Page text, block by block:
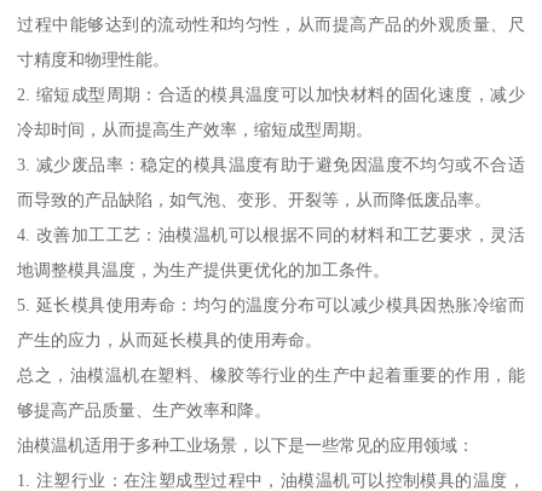
过程中能够达到的流动性和均匀性，从而提高产品的外观质量、尺
寸精度和物理性能。
2. 缩短成型周期：合适的模具温度可以加快材料的固化速度，减少
冷却时间，从而提高生产效率，缩短成型周期。
3. 减少废品率：稳定的模具温度有助于避免因温度不均匀或不合适
而导致的产品缺陷，如气泡、变形、开裂等，从而降低废品率。
4. 改善加工工艺：油模温机可以根据不同的材料和工艺要求，灵活
地调整模具温度，为生产提供更优化的加工条件。
5. 延长模具使用寿命：均匀的温度分布可以减少模具因热胀冷缩而
产生的应力，从而延长模具的使用寿命。
总之，油模温机在塑料、橡胶等行业的生产中起着重要的作用，能
够提高产品质量、生产效率和降。
油模温机适用于多种工业场景，以下是一些常见的应用领域：
1. 注塑行业：在注塑成型过程中，油模温机可以控制模具的温度，